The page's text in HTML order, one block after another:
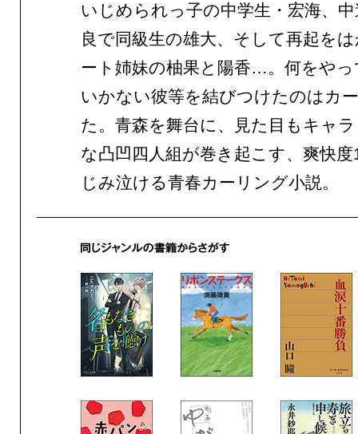
いじめられっ子の中学生・宏海、
良で同級生の雄大、そして再起を
ート姉妹の柚果と陽香…。何をや
いかない彼等を結びつけたのはカ
た。青森を舞台に、見た目もキャ
な凸凹四人組が巻き起こす、爽快
じみ泣ける青春カーリング小説。